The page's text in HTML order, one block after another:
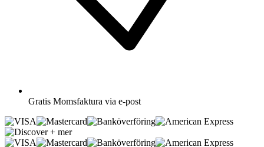
Gratis Momsfaktura via e-post
+ mer